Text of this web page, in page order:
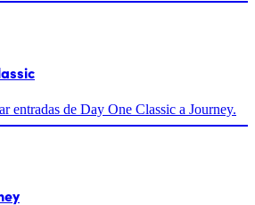
entradas de Day One Classic a Journey.